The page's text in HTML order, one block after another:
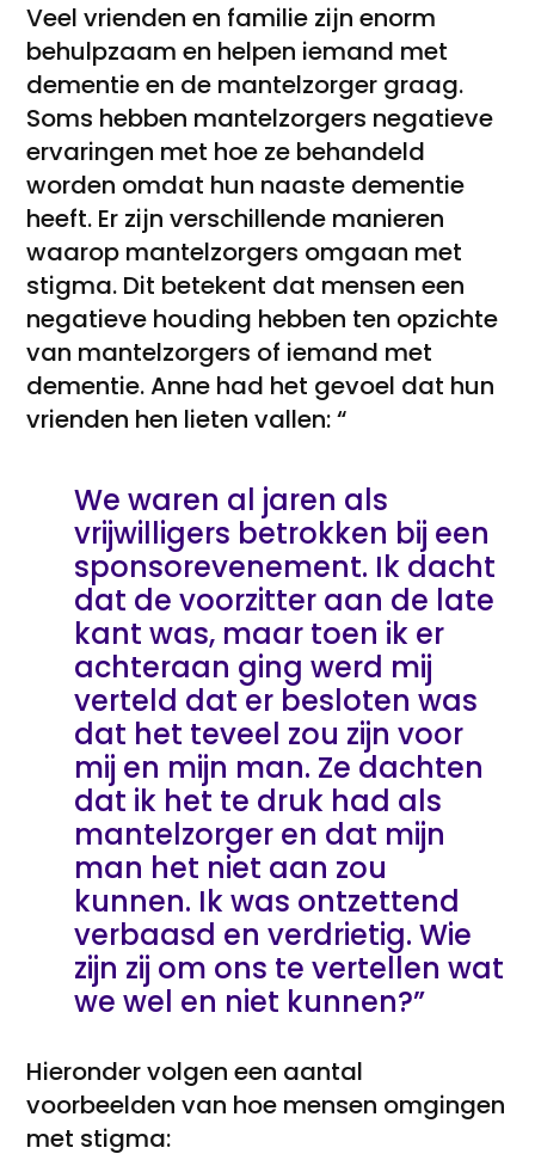
Veel vrienden en familie zijn enorm
behulpzaam en helpen iemand met
dementie en de mantelzorger graag.
Soms hebben mantelzorgers negatieve
ervaringen met hoe ze behandeld
worden omdat hun naaste dementie
heeft. Er zijn verschillende manieren
waarop mantelzorgers omgaan met
stigma. Dit betekent dat mensen een
negatieve houding hebben ten opzichte
van mantelzorgers of iemand met
dementie. Anne had het gevoel dat hun
vrienden hen lieten vallen: “
We waren al jaren als
vrijwilligers betrokken bij een
sponsorevenement. Ik dacht
dat de voorzitter aan de late
kant was, maar toen ik er
achteraan ging werd mij
verteld dat er besloten was
dat het teveel zou zijn voor
mij en mijn man. Ze dachten
dat ik het te druk had als
mantelzorger en dat mijn
man het niet aan zou
kunnen. Ik was ontzettend
verbaasd en verdrietig. Wie
zijn zij om ons te vertellen wat
we wel en niet kunnen?”
Hieronder volgen een aantal
voorbeelden van hoe mensen omgingen
met stigma: